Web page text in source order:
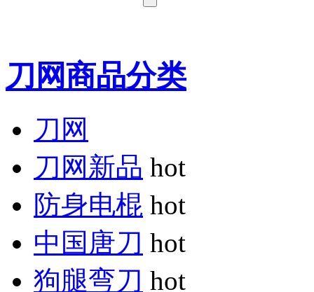
刀网商品分类
刀网
刀网新品 hot
防身电棍 hot
中国唐刀 hot
狗腿弯刀 hot